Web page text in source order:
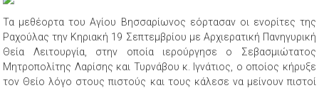
Τα μεθέορτα του Αγίου Βησσαρίωνος εόρτασαν οι ενορίτες της
Ραχούλας την Κηριακή 19 Σεπτεμβρίου με Αρχιερατική Πανηγυρική
Θεία Λειτουργία, στην οποία ιερούργησε ο Σεβασμιώτατος
Μητροπολίτης Λαρίσης και Τυρνάβου κ. Ιγνάτιος, ο οποίος κήρυξε
τον Θείο λόγο στους πιστούς και τους κάλεσε να μείνουν πιστοί